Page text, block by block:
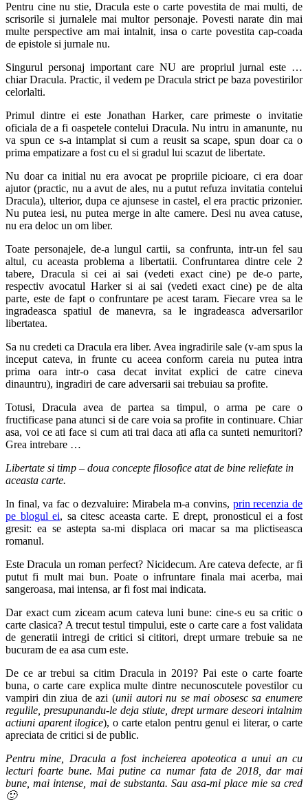
Pentru cine nu stie, Dracula este o carte povestita de mai multi, de
scrisorile si jurnalele mai multor personaje. Povesti narate din mai
multe perspective am mai intalnit, insa o carte povestita cap-coada
de epistole si jurnale nu.
Singurul personaj important care NU are propriul jurnal este …
chiar Dracula. Practic, il vedem pe Dracula strict pe baza povestirilor
celorlalti.
Primul dintre ei este Jonathan Harker, care primeste o invitatie
oficiala de a fi oaspetele contelui Dracula. Nu intru in amanunte, nu
va spun ce s-a intamplat si cum a reusit sa scape, spun doar ca o
prima empatizare a fost cu el si gradul lui scazut de libertate.
Nu doar ca initial nu era avocat pe propriile picioare, ci era doar
ajutor (practic, nu a avut de ales, nu a putut refuza invitatia contelui
Dracula), ulterior, dupa ce ajunsese in castel, el era practic prizonier.
Nu putea iesi, nu putea merge in alte camere. Desi nu avea catuse,
nu era deloc un om liber.
Toate personajele, de-a lungul cartii, sa confrunta, intr-un fel sau
altul, cu aceasta problema a libertatii. Confruntarea dintre cele 2
tabere, Dracula si cei ai sai (vedeti exact cine) pe de-o parte,
respectiv avocatul Harker si ai sai (vedeti exact cine) pe de alta
parte, este de fapt o confruntare pe acest taram. Fiecare vrea sa le
ingradeasca spatiul de manevra, sa le ingradeasca adversarilor
libertatea.
Sa nu credeti ca Dracula era liber. Avea ingradirile sale (v-am spus la
inceput cateva, in frunte cu aceea conform careia nu putea intra
prima oara intr-o casa decat invitat explici de catre cineva
dinauntru), ingradiri de care adversarii sai trebuiau sa profite.
Totusi, Dracula avea de partea sa timpul, o arma pe care o
fructificase pana atunci si de care voia sa profite in continuare. Chiar
asa, voi ce ati face si cum ati trai daca ati afla ca sunteti nemuritori?
Grea intrebare …
Libertate si timp – doua concepte filosofice atat de bine reliefate in
aceasta carte.
In final, va fac o dezvaluire: Mirabela m-a convins, prin recenzia de
pe blogul ei, sa citesc aceasta carte. E drept, pronosticul ei a fost
gresit: ea se astepta sa-mi displaca ori macar sa ma plictiseasca
romanul.
Este Dracula un roman perfect? Nicidecum. Are cateva defecte, ar fi
putut fi mult mai bun. Poate o infruntare finala mai acerba, mai
sangeroasa, mai intensa, ar fi fost mai indicata.
Dar exact cum ziceam acum cateva luni bune: cine-s eu sa critic o
carte clasica? A trecut testul timpului, este o carte care a fost validata
de generatii intregi de critici si cititori, drept urmare trebuie sa ne
bucuram de ea asa cum este.
De ce ar trebui sa citim Dracula in 2019? Pai este o carte foarte
buna, o carte care explica multe dintre necunoscutele povestilor cu
vampiri din ziua de azi (unii autori nu se mai obosesc sa enumere
regulile, presupunandu-le deja stiute, drept urmare deseori intalnim
actiuni aparent ilogice), o carte etalon pentru genul ei literar, o carte
apreciata de critici si de public.
Pentru mine, Dracula a fost incheierea apoteotica a unui an cu
lecturi foarte bune. Mai putine ca numar fata de 2018, dar mai
bune, mai intense, mai de substanta. Sau asa-mi place mie sa cred
🙂